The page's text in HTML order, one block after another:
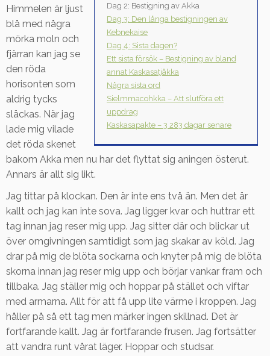
Dag 2: Bestigning av Akka
Dag 3: Den långa bestigningen av
Kebnekaise
Dag 4: Sista dagen?
Ett sista försök – Bestigning av bland
annat Kaskasatjåkka
Några sista ord
Sielmmacohkka – Att slutföra ett
uppdrag
Kaskasapakte – 3 283 dagar senare
Himmelen är ljust
blå med några
mörka moln och
fjärran kan jag se
den röda
horisonten som
aldrig tycks
släckas. När jag
lade mig vilade
det röda skenet
bakom Akka men nu har det flyttat sig aningen österut.
Annars är allt sig likt.
Jag tittar på klockan. Den är inte ens två än. Men det är
kallt och jag kan inte sova. Jag ligger kvar och huttrar ett
tag innan jag reser mig upp. Jag sitter där och blickar ut
över omgivningen samtidigt som jag skakar av köld. Jag
drar på mig de blöta sockarna och knyter på mig de blöta
skorna innan jag reser mig upp och börjar vankar fram och
tillbaka. Jag ställer mig och hoppar på stället och viftar
med armarna. Allt för att få upp lite värme i kroppen. Jag
håller på så ett tag men märker ingen skillnad. Det är
fortfarande kallt. Jag är fortfarande frusen. Jag fortsätter
att vandra runt vårat läger. Hoppar och studsar.